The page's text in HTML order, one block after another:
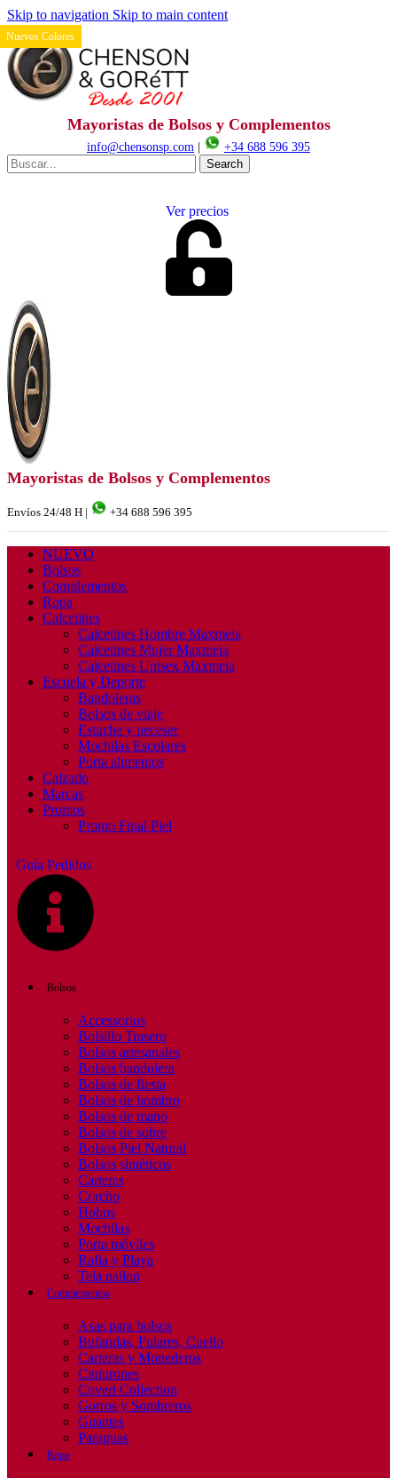
Skip to navigation Skip to main content
Mayoristas de Bolsos y Complementos
info@chensonsp.com
+34 688 596 395
Search
Ver precios
Mayoristas de Bolsos y Complementos
Envíos 24/48 H | +34 688 596 395
NUEVO
Bolsos
Complementos
Ropa
Calcetines
Calcetines Hombre Maxmeia
Calcetines Mujer Maxmeia
Calcetines Unisex Maxmeia
Escuela y Deporte
Bandoleras
Bolsos de viaje
Estuche y neceser
Mochilas Escolares
Porta alimentos
Calzado
Marcas
Promos
Promo Final Piel
Guía Pedidos
Bolsos
Accessorios
Bolsillo Trasero
Bolsos artesanales
Bolsos bandolera
Bolsos de fiesta
Bolsos de hombro
Bolsos de mano
Bolsos de sobre
Bolsos Piel Natural
Bolsos sintéticos
Carteras
Corcho
Hobos
Mochilas
Porta móviles
Rafia y Playa
Tela nailon
Complementos
Asas para bolsos
Bufandas, Fulares, Cuello
Carteras y Monederos
Cinturones
Coveri Collection
Gorros y Sombreros
Guantes
Paraguas
Ropa
Nuevos Colores